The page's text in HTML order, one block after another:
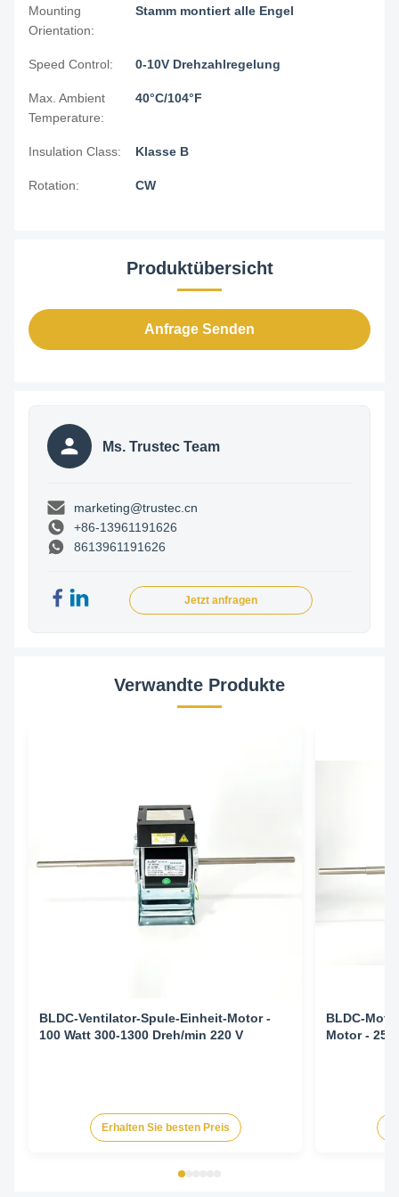
Mounting
Orientation:
Stamm montiert alle Engel
Speed Control: 0-10V Drehzahlregelung
Max. Ambient
Temperature:
40°C/104°F
Insulation Class: Klasse B
Rotation: CW
Produktübersicht
Anfrage Senden
Ms. Trustec Team
marketing@trustec.cn
+86-13961191626
8613961191626
Jetzt anfragen
Verwandte Produkte
BLDC-Ventilator-Spule-Einheit-Motor -
100 Watt 300-1300 Dreh/min 220 V
Erhalten Sie besten Preis
BLDC-
Motor -